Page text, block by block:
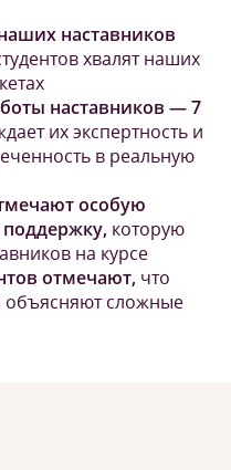
наставников
хвалят наших
наставников — 7
их экспертность и
в реальную
особую
которую
на курсе
отмечают, что
объясняют сложные